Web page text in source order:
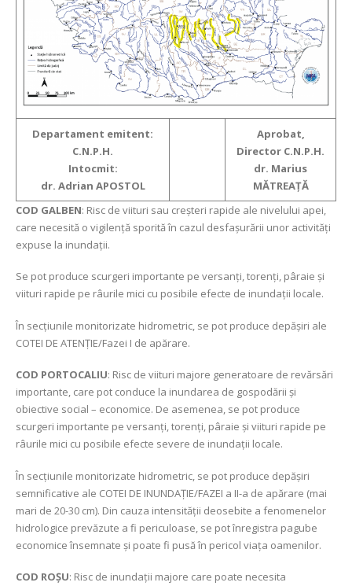
Departament emitent:
C.N.P.H.
Intocmit:
dr. Adrian APOSTOL
Aprobat,
Director C.N.P.H.
dr. Marius
MĂTREAŢĂ
COD GALBEN: Risc de viituri sau creşteri rapide ale nivelului apei,
care necesită o vigilență sporită în cazul desfașurării unor activități
expuse la inundații.
Se pot produce scurgeri importante pe versanți, torenți, pâraie și
viituri rapide pe râurile mici cu posibile efecte de inundații locale.
În secțiunile monitorizate hidrometric, se pot produce depășiri ale
COTEI DE ATENȚIE/Fazei I de apărare.
COD PORTOCALIU: Risc de viituri majore generatoare de revărsări
importante, care pot conduce la inundarea de gospodării şi
obiective social – economice. De asemenea, se pot produce
scurgeri importante pe versanți, torenți, pâraie și viituri rapide pe
râurile mici cu posibile efecte severe de inundații locale.
În secțiunile monitorizate hidrometric, se pot produce depășiri
semnificative ale COTEI DE INUNDAȚIE/FAZEI a II-a de apărare (mai
mari de 20-30 cm). Din cauza intensității deosebite a fenomenelor
hidrologice prevăzute a fi periculoase, se pot înregistra pagube
economice însemnate și poate fi pusă în pericol viața oamenilor.
COD ROŞU: Risc de inundații majore care poate necesita